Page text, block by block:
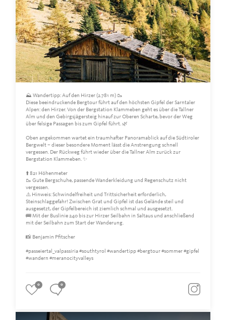
⛰️ Wandertipp: Auf den Hirzer (2.781 m) 🥾
Diese beeindruckende Bergtour führt auf den höchsten Gipfel der Sarntaler
Alpen: den Hirzer. Von der Bergstation Klammeben geht es über die Tallner
Alm und den Gebirgsjägersteig hinauf zur Oberen Scharte, bevor der Weg
über felsige Passagen bis zum Gipfel führt. 🌿
Oben angekommen wartet ein traumhafter Panoramablick auf die Südtiroler
Bergwelt – dieser besondere Moment lässt die Anstrengung schnell
vergessen. Der Rückweg führt wieder über die Tallner Alm zurück zur
Bergstation Klammeben. ✨
⬆️ 821 Höhenmeter
🥾 Gute Bergschuhe, passende Wanderkleidung und Regenschutz nicht
vergessen.
⚠️ Hinweis: Schwindelfreiheit und Trittsicherheit erforderlich,
Steinschlaggefahr! Zwischen Grat und Gipfel ist das Gelände steil und
ausgesetzt, der Gipfelbereich ist ziemlich schmal und ausgesetzt.
🚌 Mit der Buslinie 240 bis zur Hirzer Seilbahn in Saltaus und anschließend
mit der Seilbahn zum Start der Wanderung.
📸 Benjamin Pfitscher
#passeiertal_valpassiria #southtyrol #wandertipp #bergtour #sommer #gipfel
#wandern #meranocityvalleys
0 0